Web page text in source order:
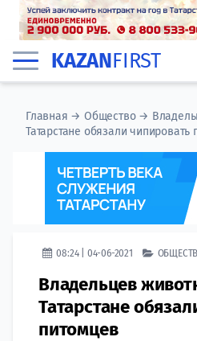
KAZANFIRST
Главная →Общество→
Татарстане обязали чипировать
08:24 | 04-06-2021
Владельцев
Татарстане
питомцев